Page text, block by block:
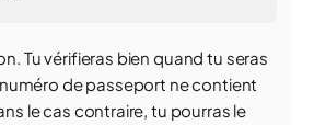
Tu vérifieras bien quand tu seras
de passeport ne contient
le cas contraire, tu pourras le